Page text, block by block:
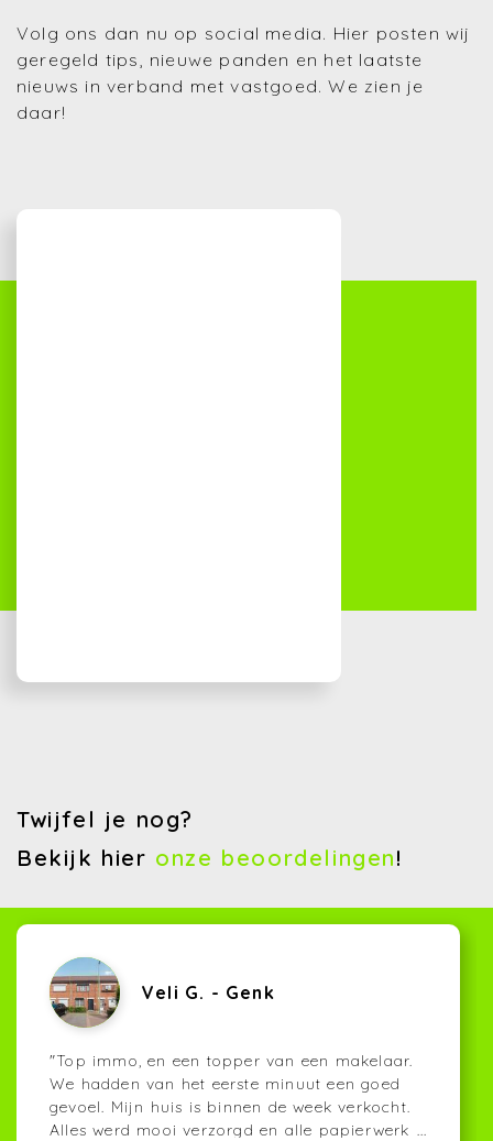
Volg ons dan nu op social media. Hier posten wij
geregeld tips, nieuwe panden en het laatste
nieuws in verband met vastgoed. We zien je
daar!
Twijfel je nog?
Bekijk hier onze beoordelingen!
Veli G. - Genk
"Top immo, en een topper van een makelaar.
We hadden van het eerste minuut een goed
gevoel. Mijn huis is binnen de week verkocht.
Alles werd mooi verzorgd en alle papierwerk ...